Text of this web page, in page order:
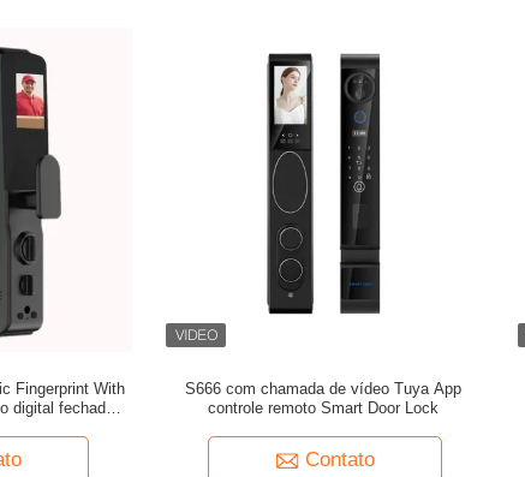
Fingerprint With
digital fechadura
S666 com chamada de vídeo Tuya App
controle remoto Smart Door Lock
Contato